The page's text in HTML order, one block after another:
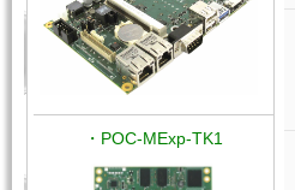
・POC-MExp-TK1